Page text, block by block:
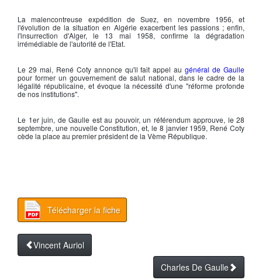
La malencontreuse expédition de Suez, en novembre 1956, et
l'évolution de la situation en Algérie exacerbent les passions ; enfin,
l'insurrection d'Alger, le 13 mai 1958, confirme la dégradation
irrémédiable de l'autorité de l'Etat.
Le 29 mai, René Cotyannonce qu'il fait appel augénéral de Gaulle
pour former un gouvernement de salut national, dans le cadre de la
légalité républicaine, et évoque la nécessité d'une "réforme profonde
de nos institutions".
Le 1er juin, de Gaulle est au pouvoir, un référendum approuve, le 28
septembre, une nouvelle Constitution, et, le 8 janvier 1959, René Coty
cède la place au premier président de la Vème République.
Télécharger la fiche
Vincent Auriol
Charles De Gaulle